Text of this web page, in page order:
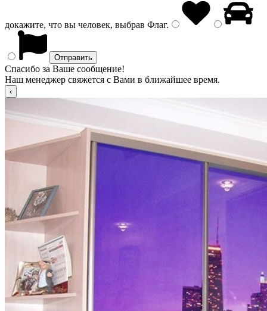
докажите, что вы человек, выбрав Флаг.
Спасибо за Ваше сообщение!
Наш менеджер свяжется с Вами в ближайшее время.